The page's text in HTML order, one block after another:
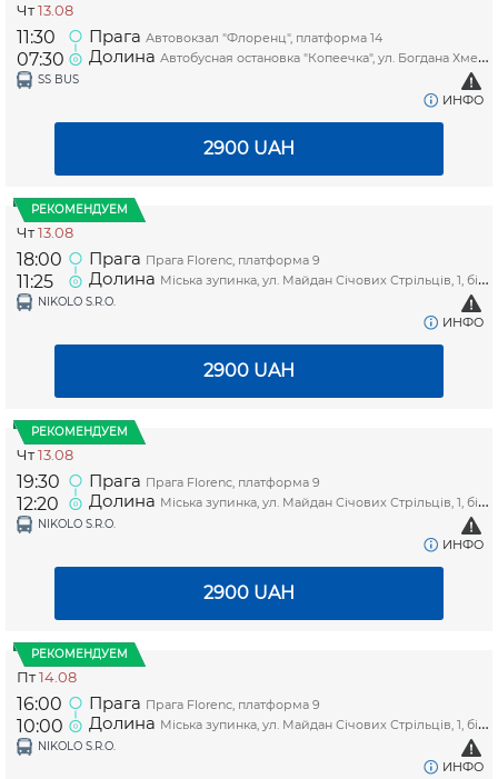
Чт13.08
11:30
07:30
Прага Автовокзал "Флоренц", платформа 14
Долина Автобусная остановка "Копеечка", ул. Богдана Хмельницкого, 1
SS BUS
ИНФО
2900 UAH
РЕКОМЕНДУЕМ
Чт13.08
18:00
11:25
Прага Прага Florenc, платформа 9
Долина Міська зупинка, ул. Майдан Січових Стрільців, 1, біля магазину "Копійочка"
NIKOLO S.R.O.
ИНФО
2900 UAH
РЕКОМЕНДУЕМ
Чт13.08
19:30
12:20
Прага Прага Florenc, платформа 9
Долина Міська зупинка, ул. Майдан Січових Стрільців, 1, біля магазину "Копійочка"
NIKOLO S.R.O.
ИНФО
2900 UAH
РЕКОМЕНДУЕМ
Пт14.08
16:00
10:00
Прага Прага Florenc, платформа 9
Долина Міська зупинка, ул. Майдан Січових Стрільців, 1, біля магазину "Копійочка"
NIKOLO S.R.O.
ИНФО